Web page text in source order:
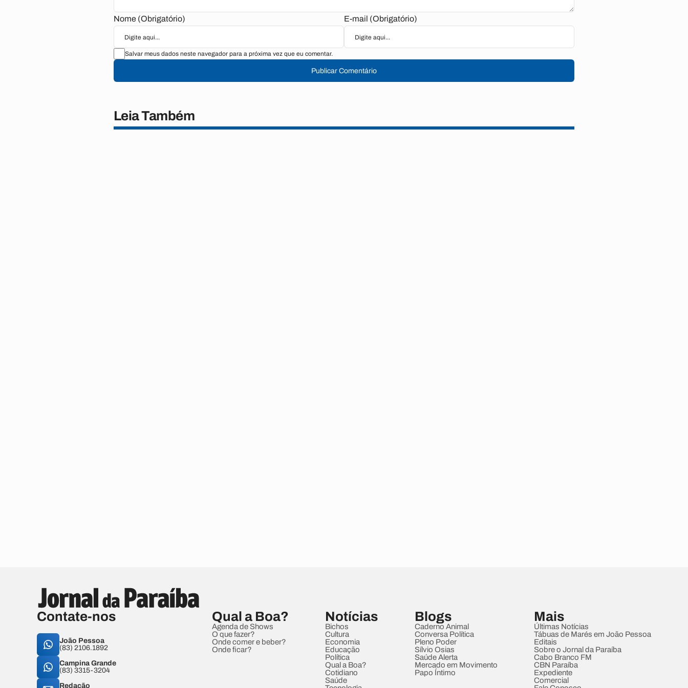
Nome (Obrigatório) E-mail (Obrigatório)
Salvar meus dados neste navegador para a próxima vez que eu comentar.
Publicar Comentário
Leia Também
Contate-nos
João Pessoa
(83) 2106.1892
Campina Grande
(83) 3315-3204
Redação
Qual a Boa?
Agenda de Shows
O que fazer?
Onde comer e beber?
Onde ficar?
Notícias
Bichos
Cultura
Economia
Educação
Política
Qual a Boa?
Cotidiano
Saúde
Blogs
Caderno Animal
Conversa Política
Pleno Poder
Sílvio Osias
Saúde Alerta
Mercado em Movimento
Papo Íntimo
Mais
Últimas Notícias
Tábuas de Marés em João Pessoa
Editais
Sobre o Jornal da Paraíba
Cabo Branco FM
CBN Paraíba
Expediente
Comercial